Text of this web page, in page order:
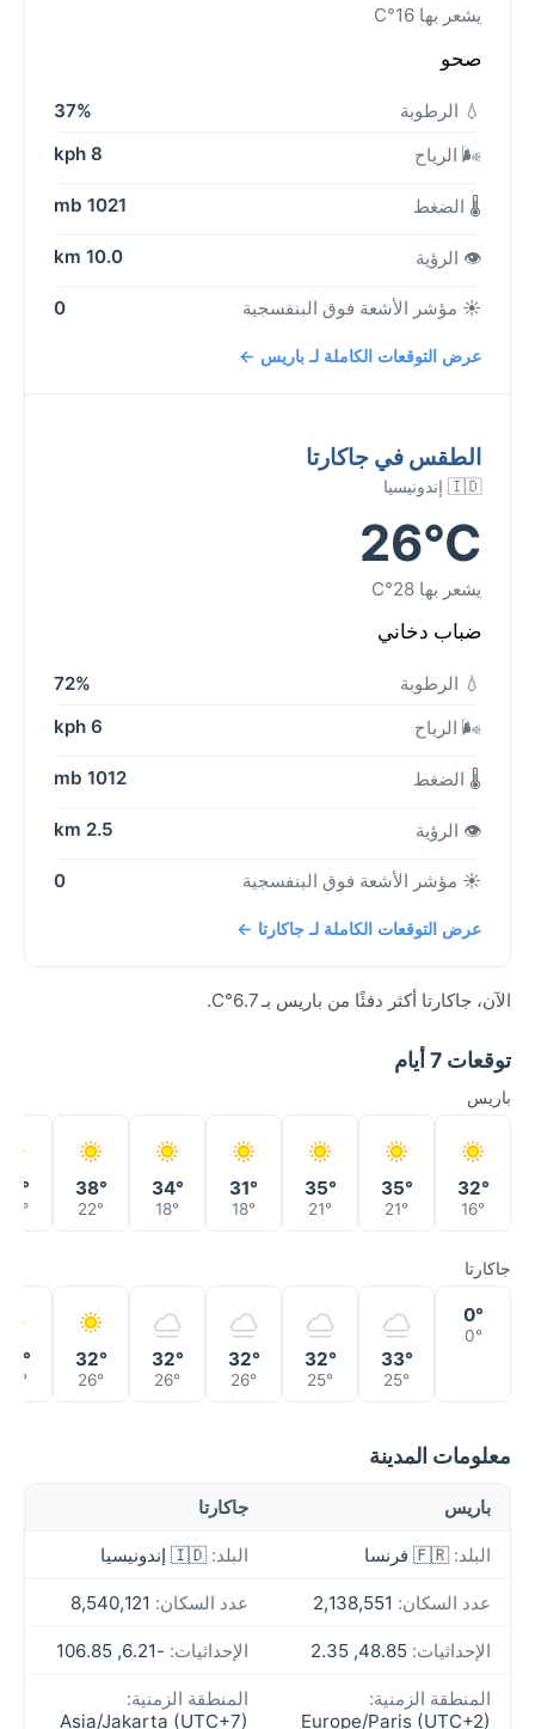
يشعر بها 16°C
صحو
💧 الرطوبة
37%
🌬️ الرياح
8 kph
🌡️ الضغط 1021 mb
👁️ الرؤية 10.0 km
☀️ مؤشر الأشعة فوق البنفسجية 0
عرض التوقعات الكاملة لـ باريس ←
الطقس في جاكارتا
🇮🇩 إندونيسيا
26°C
يشعر بها 28°C
ضباب دخاني
💧 الرطوبة
72%
🌬️ الرياح
6 kph
🌡️ الضغط 1012 mb
👁️ الرؤية 2.5 km
☀️ مؤشر الأشعة فوق البنفسجية 0
عرض التوقعات الكاملة لـ جاكارتا ←
الآن، جاكارتا أكثر دفئًا من باريس بـ 6.7°C.
توقعات 7 أيام
باريس
32°
16°
35°
21°
35°
21°
31°
18°
34°
18°
38°
22°
37°
23°
جاكارتا
0°
0°
33°
25°
32°
25°
32°
26°
32°
26°
32°
26°
26°
معلومات المدينة
باريس جاكارتا
البلد: 🇫🇷 فرنسا البلد: 🇮🇩 إندونيسيا
عدد السكان: عدد السكان:
الإحداثيات: الإحداثيات: -6.21, 106.85
المنطقة الزمنية:
Europe/Paris (UTC+2)
المنطقة الزمنية:
Asia/Jakarta (UTC+7)